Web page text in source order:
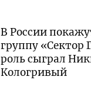
В России
группу «Сектор
роль сыграл
Кологривый